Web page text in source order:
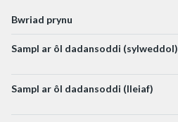
Bwriad prynu
Sampl ar ôl dadansoddi (sylweddol)
Sampl ar ôl dadansoddi (lleiaf)